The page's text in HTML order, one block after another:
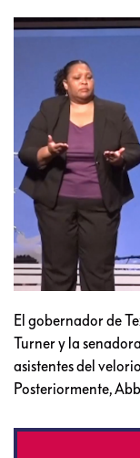
El gobernador de
Turner y la
asistentes del
Posteriormente,